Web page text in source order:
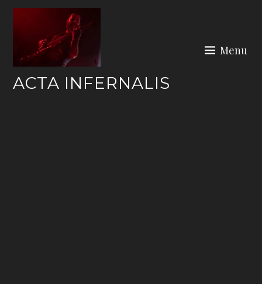
Skip
ACTA INFERNALIS
Menu